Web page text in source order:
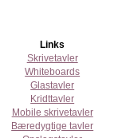
Links
Skrivetavler
Whiteboards
Glastavler
Kridttavler
Mobile skrivetavler
Bæredygtige tavler